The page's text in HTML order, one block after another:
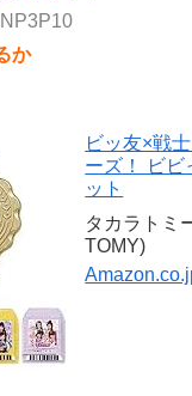
か
ビッ友×戦
ーズ！ ビビ
ット
タカラトミ
TOMY)